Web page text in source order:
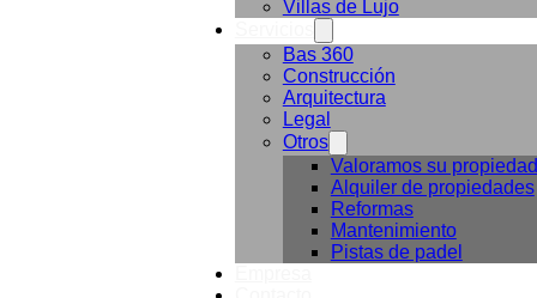
Villas de Lujo
Bas 360
Construcción
Arquitectura
Legal
Otros
Valoramos su propiedad
Alquiler de propiedades
Reformas
Mantenimiento
Pistas de padel